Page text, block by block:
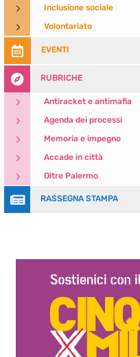
5 Inclusione sociale
5 Volontariato
 EVENTI
 RUBRICHE
5 Antiracket e antimafia
5 Agenda dei processi
5 Memoria e impegno
5 Accade in città
5 Oltre Palermo
 RASSEGNA STAMPA